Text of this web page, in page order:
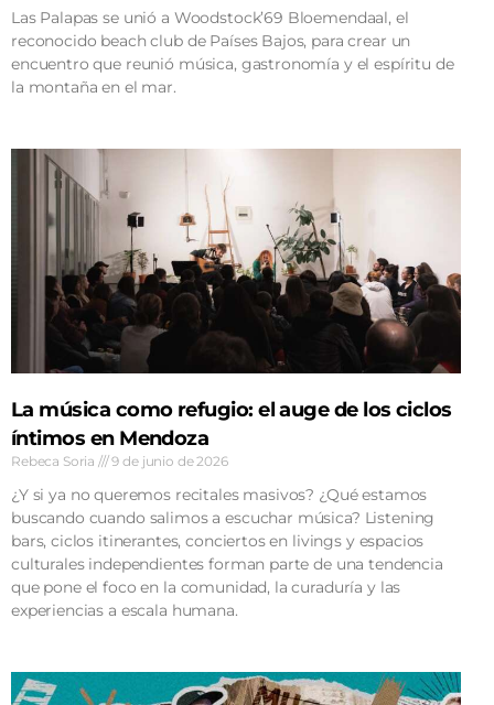
Las Palapas se unió a Woodstock’69 Bloemendaal, el
reconocido beach club de Países Bajos, para crear un
encuentro que reunió música, gastronomía y el espíritu de
la montaña en el mar.
La música como refugio: el auge de los ciclos
íntimos en Mendoza
Rebeca Soria 9 de junio de 2026
¿Y si ya no queremos recitales masivos? ¿Qué estamos
buscando cuando salimos a escuchar música? Listening
bars, ciclos itinerantes, conciertos en livings y espacios
culturales independientes forman parte de una tendencia
que pone el foco en la comunidad, la curaduría y las
experiencias a escala humana.